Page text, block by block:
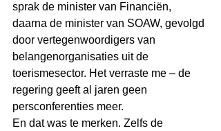
sprak de minister van Financiën,
daarna de minister van SOAW, gevolgd
door vertegenwoordigers van
belangenorganisaties uit de
toerismesector. Het verraste me – de
regering geeft al jaren geen
persconferenties meer.
En dat was te merken. Zelfs de